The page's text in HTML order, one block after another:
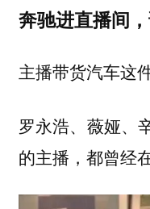
奔驰进直播间
主播带货汽车这
罗永浩、薇娅、
的主播，都曾经